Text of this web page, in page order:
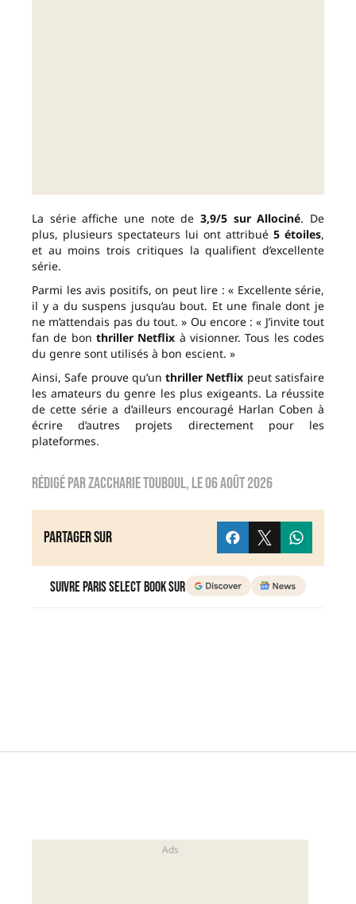
La série affiche une note de 3,9/5 sur Allociné. De
plus, plusieurs spectateurs lui ont attribué 5 étoiles,
et au moins trois critiques la qualifient d’excellente
série.
Parmi les avis positifs, on peut lire : « Excellente série,
il y a du suspens jusqu’au bout. Et une finale dont je
ne m’attendais pas du tout. » Ou encore : « J’invite tout
fan de bon thriller Netflix à visionner. Tous les codes
du genre sont utilisés à bon escient. »
Ainsi, Safe prouve qu’unthriller Netflix peut satisfaire
les amateurs du genre les plus exigeants. La réussite
de cette série a d’ailleurs encouragé Harlan Coben à
écrire d’autres projets directement pour les
plateformes.
Rédigé parzaccharie touboul, le06 août 2026
Partager sur
Suivre Paris Select Book sur